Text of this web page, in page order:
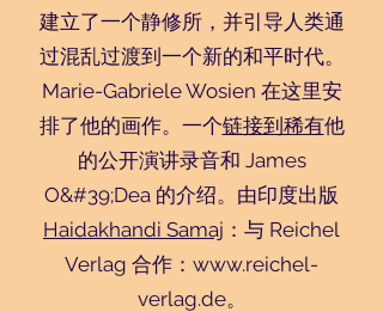
建立了一个静修所，并引导人类通
过混乱过渡到一个新的和平时代。
Marie-Gabriele Wosien 在这里安
排了他的画作。一个链接到稀有他
的公开演讲录音和 James
O&#39;Dea 的介绍。由印度出版
Haidakhandi Samaj ：与 Reichel
Verlag 合作： www.reichel-
verlag.de。